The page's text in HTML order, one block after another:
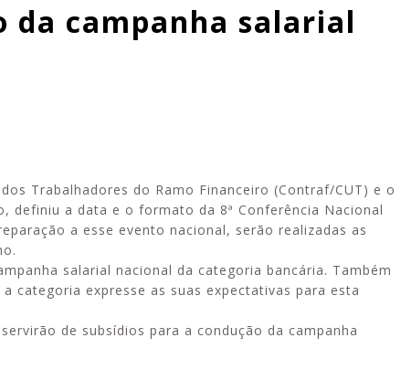
da campanha salarial
Trabalhadores do Ramo Financeiro (Contraf/CUT) e o
definiu a data e o formato da 8ª Conferência Nacional
a esse evento nacional, serão realizadas as
salarial nacional da categoria bancária. Também
categoria expresse as suas expectativas para esta
de subsídios para a condução da campanha
a parceria da Apcef
o Sesi e invista em saúde
de lazer!
Alerta: golpistas usam
WhatsApp e e-mail para
enviar falsas mensagens
sobre processos judiciais